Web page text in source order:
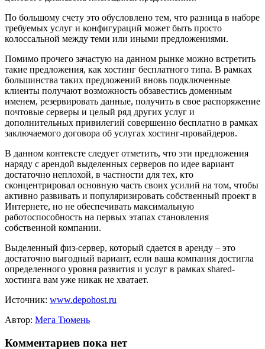
По большому счету это обусловлено тем, что разница в наборе
требуемых услуг и конфигураций может быть просто
колоссальной между теми или иными предложениями.
Помимо прочего зачастую на данном рынке можно встретить
такие предложения, как хостинг бесплатного типа. В рамках
большинства таких предложений вновь подключенные
клиенты получают возможность обзавестись доменным
именем, резервировать данные, получить в свое распоряжение
почтовые серверы и целый ряд других услуг и
дополнительных привилегий совершенно бесплатно в рамках
заключаемого договора об услугах хостинг-провайдеров.
В данном контексте следует отметить, что эти предложения
наряду с арендой выделенных серверов по идее вариант
достаточно неплохой, в частности для тех, кто
сконцентрировал основную часть своих усилий на том, чтобы
активно развивать и популяризировать собственный проект в
Интернете, но не обеспечивать максимальную
работоспособность на первых этапах становления
собственной компании.
Выделенный физ-сервер, который сдается в аренду – это
достаточно выгодный вариант, если ваша компания достигла
определенного уровня развития и услуг в рамках shared-
хостинга вам уже никак не хватает.
Источник: www.depohost.ru
Автор: Мега Тюмень
Комментариев пока нет